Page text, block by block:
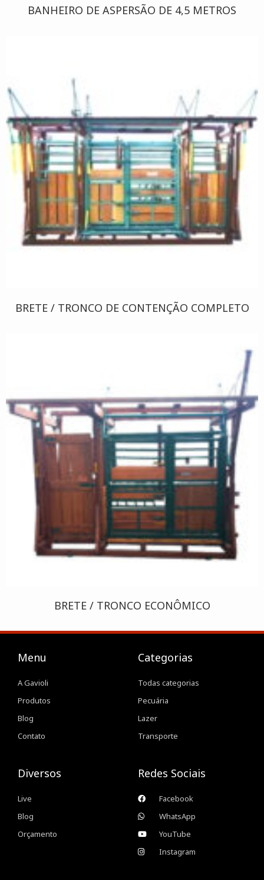
BANHEIRO DE ASPERSÃO DE 4,5 METROS
BRETE / TRONCO DE CONTENÇÃO COMPLETO
BRETE / TRONCO ECONÔMICO
Menu
A Gavioli
Produtos
Blog
Contato
Categorias
Todas categorias
Pecuária
Lazer
Transporte
Diversos
Live
Blog
Orçamento
Redes Sociais
Facebook
WhatsApp
YouTube
Instagram